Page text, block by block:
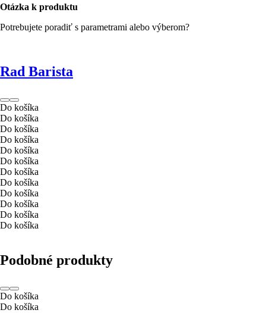
Otázka k produktu
Potrebujete poradiť s parametrami alebo výberom?
Rad Barista
Do košíka
Do košíka
Do košíka
Do košíka
Do košíka
Do košíka
Do košíka
Do košíka
Do košíka
Do košíka
Do košíka
Do košíka
Podobné produkty
Do košíka
Do košíka